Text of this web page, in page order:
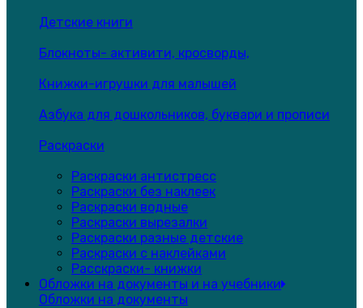
Детские книги
Блокноты- активити, кросворды,
Книжки-игрушки для малышей
Азбука для дошкольников, буквари и прописи
Раскраски
Раскраски антистресс
Раскраски без наклеек
Раскраски водные
Раскраски вырезалки
Раскраски разные детские
Раскраски с наклейками
Расскраски- книжки
Обложки на документы и на учебники
Обложки на документы